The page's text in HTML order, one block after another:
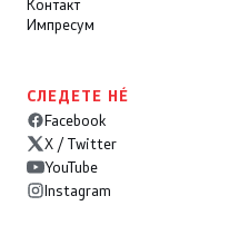
Импресум
СЛЕДЕТЕ НÉ
Facebook
X / Twitter
YouTube
Instagram